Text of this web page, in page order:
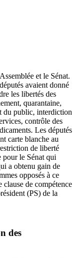
et le Sénat.
avaient donné
les libertés des
quarantaine,
du public, interdiction
contrôle des
Les députés
carte blanche au
de liberté
pour le Sénat qui
a obtenu gain de
opposés à ce
de compétence
(PS) de la
des